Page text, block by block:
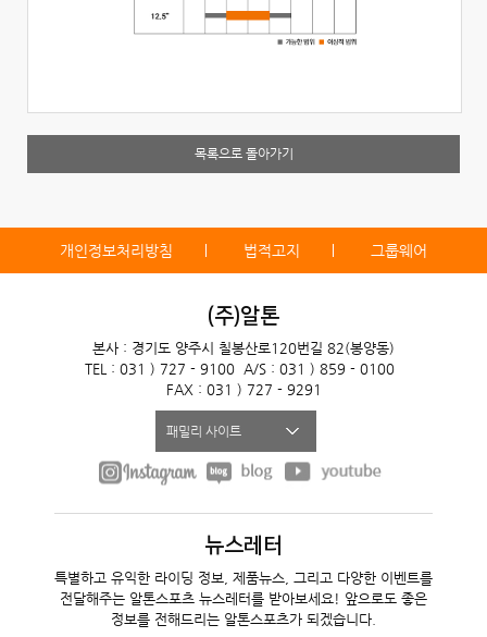
목록으로 돌아가기
개인정보처리방침 법적고지 그룹웨어
(주)알톤
본사 : 경기도 양주시 칠봉산로120번길 82(봉양동)
TEL : 031 ) 727 - 9100
A/S : 031 ) 859 - 0100
FAX : 031 ) 727 - 9291
패밀리 사이트
뉴스레터
특별하고 유익한 라이딩 정보, 제품뉴스, 그리고 다양한 이벤트를
전달해주는 알톤스포츠 뉴스레터를 받아보세요! 앞으로도 좋은
정보를 전해드리는 알톤스포츠가 되겠습니다.